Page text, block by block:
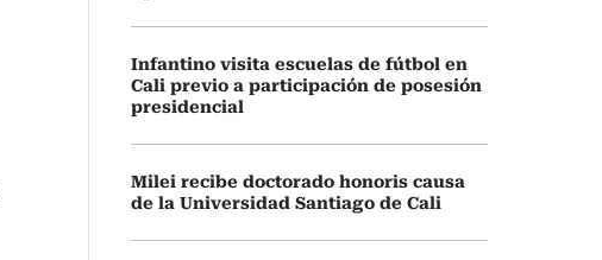
Infantino visita escuelas de fútbol en
Cali previo a participación de posesión
presidencial
Milei recibe doctorado honoris causa
de la Universidad Santiago de Cali